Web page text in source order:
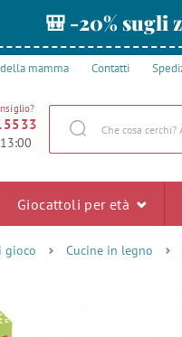
🎒 -20% sugli
mamma Contatti
Giocattoli per età
gioco Cucine in legno